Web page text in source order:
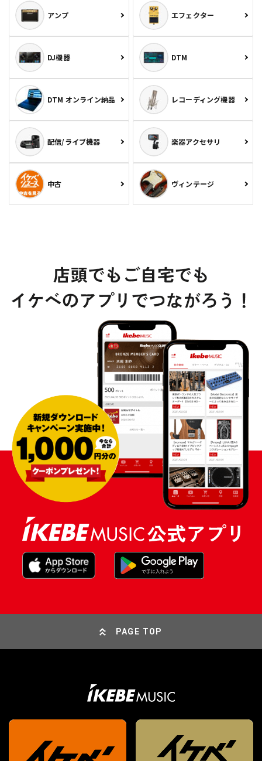
アンプ エフェクター
DJ機器 DTM
DTM オンライン納品 レコーディング機器
配信/ライブ機器 楽器アクセサリ
中古 ヴィンテージ
PAGE TOP